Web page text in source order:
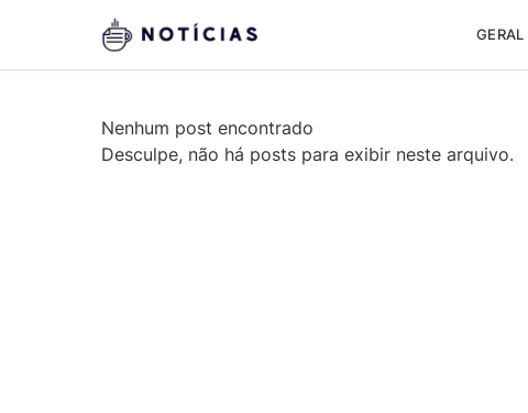
GERAL
Nenhum post encontrado
Desculpe, não há posts para exibir neste arquivo.